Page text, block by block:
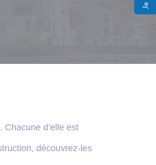
Chacune d’elle est
découvrez-les